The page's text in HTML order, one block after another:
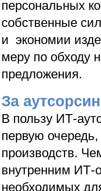
персональных
собственные
и экономии
меру по обходу
предложения.
За
В пользу ИТ-
первую очередь,
производств.
внутренним ИТ-
необходимых